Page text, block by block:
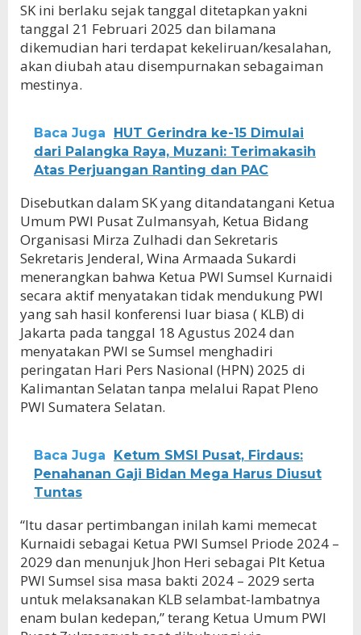
SK ini berlaku sejak tanggal ditetapkan yakni
tanggal 21 Februari 2025 dan bilamana
dikemudian hari terdapat kekeliruan/kesalahan,
akan diubah atau disempurnakan sebagaiman
mestinya.
Baca Juga
HUT Gerindra ke-15 Dimulai
dari Palangka Raya, Muzani: Terimakasih
Atas Perjuangan Ranting dan PAC
Disebutkan dalam SK yang ditandatangani Ketua
Umum PWI Pusat Zulmansyah, Ketua Bidang
Organisasi Mirza Zulhadi dan Sekretaris
Sekretaris Jenderal, Wina Armaada Sukardi
menerangkan bahwa Ketua PWI Sumsel Kurnaidi
secara aktif menyatakan tidak mendukung PWI
yang sah hasil konferensi luar biasa ( KLB) di
Jakarta pada tanggal 18 Agustus 2024 dan
menyatakan PWI se Sumsel menghadiri
peringatan Hari Pers Nasional (HPN) 2025 di
Kalimantan Selatan tanpa melalui Rapat Pleno
PWI Sumatera Selatan.
Baca Juga
Ketum SMSI Pusat, Firdaus:
Penahanan Gaji Bidan Mega Harus Diusut
Tuntas
“Itu dasar pertimbangan inilah kami memecat
Kurnaidi sebagai Ketua PWI Sumsel Priode 2024 –
2029 dan menunjuk Jhon Heri sebagai Plt Ketua
PWI Sumsel sisa masa bakti 2024 – 2029 serta
untuk melaksanakan KLB selambat-lambatnya
enam bulan kedepan,” terang Ketua Umum PWI